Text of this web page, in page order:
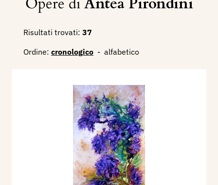
Risultati trovati: 37
Ordine: cronologico - alfabetico